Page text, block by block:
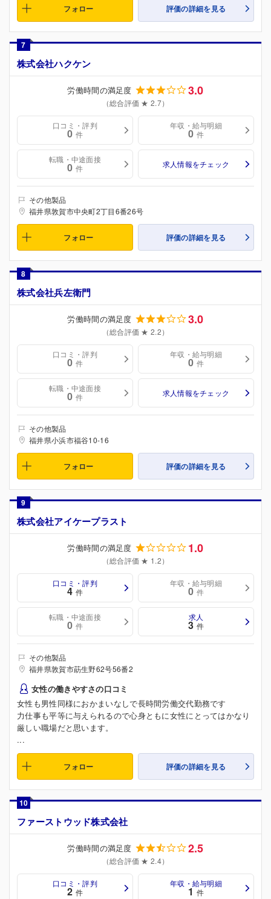
フォロー 評価の詳細を見る
7
株式会社ハクケン
労働時間の満足度 3.0
（総合評価 ★ 2.7）
口コミ・評判
0 件
年収・給与明細
0 件
転職・中途面接
0 件 求人情報をチェック
その他製品
福井県敦賀市中央町2丁目6番26号
フォロー 評価の詳細を見る
8
株式会社兵左衛門
労働時間の満足度 3.0
（総合評価 ★ 2.2）
口コミ・評判
0 件
年収・給与明細
0 件
転職・中途面接
0 件 求人情報をチェック
その他製品
福井県小浜市福谷10-16
フォロー 評価の詳細を見る
9
株式会社アイケープラスト
労働時間の満足度 1.0
（総合評価 ★ 1.2）
口コミ・評判
4 件
年収・給与明細
0 件
転職・中途面接
0 件
求人
3 件
その他製品
福井県敦賀市莇生野62号56番2
女性の働きやすさの口コミ
女性も男性同様におかまいなしで長時間労働交代勤務です
力仕事も平等に与えられるので心身ともに女性にとってはかなり
厳しい職場だと思います。
...
フォロー 評価の詳細を見る
10
ファーストウッド株式会社
労働時間の満足度 2.5
（総合評価 ★ 2.4）
口コミ・評判
2 件
年収・給与明細
1 件